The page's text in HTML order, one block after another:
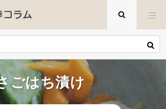
ごはち漬け